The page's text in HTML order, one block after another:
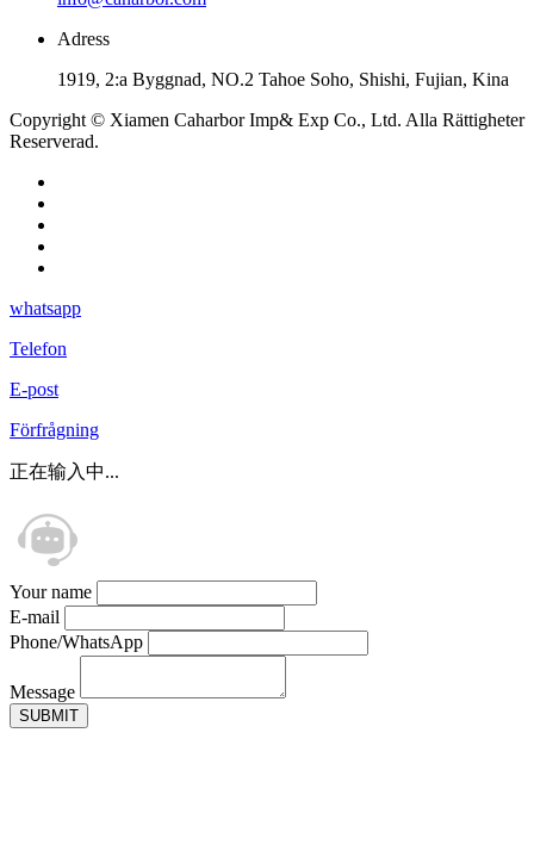
Adress
1919, 2:a Byggnad, NO.2 Tahoe Soho, Shishi, Fujian, Kina
Copyright © Xiamen Caharbor Imp& Exp Co., Ltd. Alla Rättigheter
Reserverad.
whatsapp
Telefon
E-post
Förfrågning
正在输入中...
Your name
E-mail
Phone/WhatsApp
Message
SUBMIT